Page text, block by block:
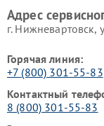
Адрес
г. Нижневартовск,
Горячая линия:
+7 (800) 301-55-83
Контактный
8 (800) 301-55-83